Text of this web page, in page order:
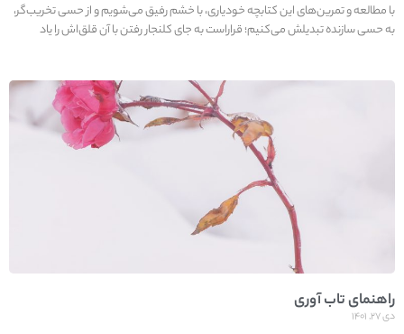
با مطالعه و تمرین‌های این کتابچه خودیاری، با خشم رفیق می‌شویم و از حسی تخریب‌گر،
به حسی سازنده تبدیلش می‌کنیم؛ قراراست به جای کلنجار رفتن با آن قلق‌اش را یاد
راهنمای تاب آوری
دی ۲۷, ۱۴۰۱